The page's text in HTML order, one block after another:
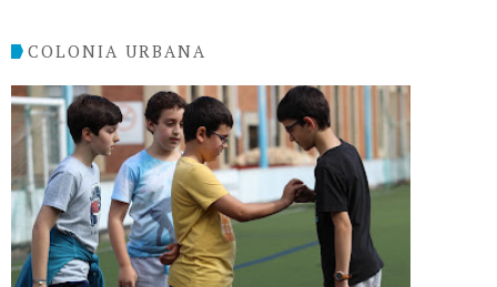
COLONIA URBANA